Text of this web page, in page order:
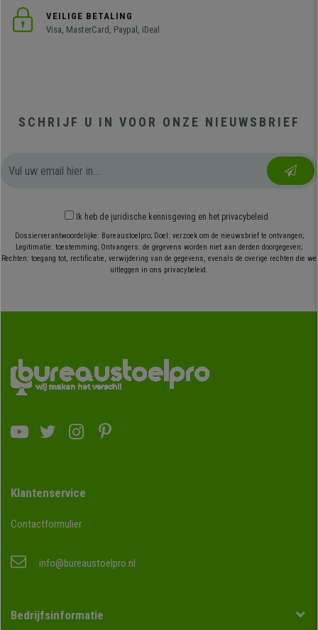
VEILIGE BETALING
Visa, MasterCard, Paypal, iDeal
SCHRIJF U IN VOOR ONZE NIEUWSBRIEF
Ik heb de juridische kennisgeving en het privacybeleid
Dossierverantwoordelijke: Bureaustoelpro; Doel: verzoek om de nieuwsbrief te ontvangen;
Legitimatie: toestemming; Ontvangers: de gegevens worden niet aan derden doorgegeven;
Rechten: toegang tot, rectificatie, verwijdering van de gegevens, evenals de overige rechten die we
uitleggen in ons privacybeleid.
Klantenservice
Contactformulier
info@bureaustoelpro.nl
Bedrijfsinformatie